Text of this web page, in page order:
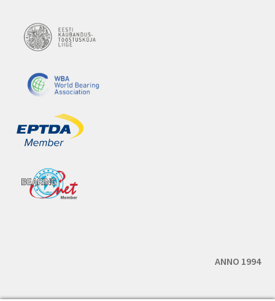
ANNO 1994